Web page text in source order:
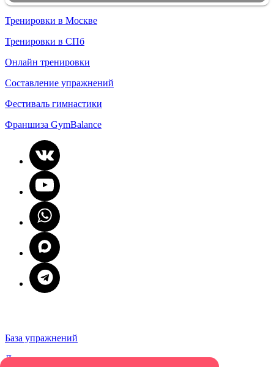
Тренировки в Москве
Тренировки в СПб
Онлайн тренировки
Составление упражнений
Фестиваль гимнастики
Франшиза GymBalance
База упражнений
Документы